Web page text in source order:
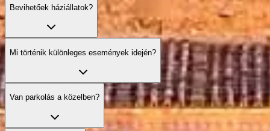
Bevihetőek háziállatok?
Mi történik különleges események idején?
Van parkolás a közelben?